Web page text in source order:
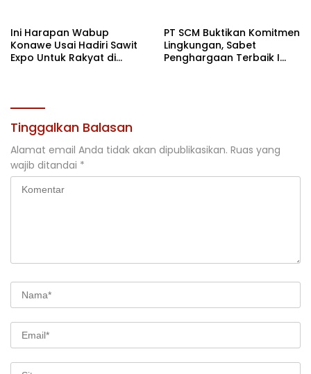
Ini Harapan Wabup
Konawe Usai Hadiri Sawit
Expo Untuk Rakyat di
PT SCM Buktikan Komitmen
Lingkungan, Sabet
Penghargaan Terbaik I
Tinggalkan Balasan
Alamat email Anda tidak akan dipublikasikan. Ruas yang
wajib ditandai *